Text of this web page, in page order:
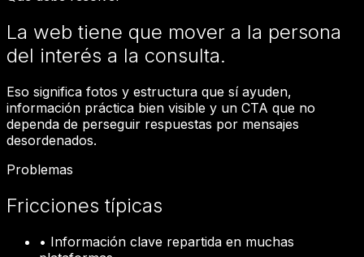
La web tiene que mover a la persona
del interés a la consulta.
Eso significa fotos y estructura que sí ayuden,
información práctica bien visible y un CTA que no
dependa de perseguir respuestas por mensajes
desordenados.
Problemas
Fricciones típicas
• Información clave repartida en muchas